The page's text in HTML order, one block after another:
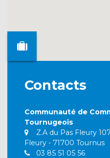
Contacts
Communauté de
Tournugeois
Z.A du Pas Fleury
Fleury - 71700 Tournus
03 85 51 05 56